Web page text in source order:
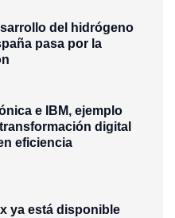
del hidrógeno
pasa por la
e IBM, ejemplo
digital
eficiencia
ya está disponible